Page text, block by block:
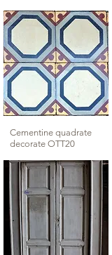
Cementine quadrate
decorate OTT20